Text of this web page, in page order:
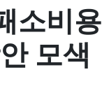
소비용
모색